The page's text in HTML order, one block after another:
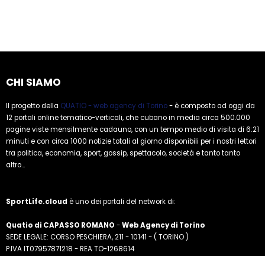
CHI SIAMO
Il progetto della QUATIO - web agency di Torino- è composto ad oggi da
12 portali online tematico-verticali, che cubano in media circa 500.000
pagine viste mensilmente cadauno, con un tempo medio di visita di 6:21
minuti e con circa 1000 notizie totali al giorno disponibili per i nostri lettori
tra politica, economia, sport, gossip, spettacolo, società e tanto tanto
altro...
SportLife.cloud è uno dei portali del network di:
Quatio di CAPASSO ROMANO -Web Agency di Torino
SEDE LEGALE: CORSO PESCHIERA, 211 - 10141 - ( TORINO )
P.IVA IT07957871218 - REA TO-1268614